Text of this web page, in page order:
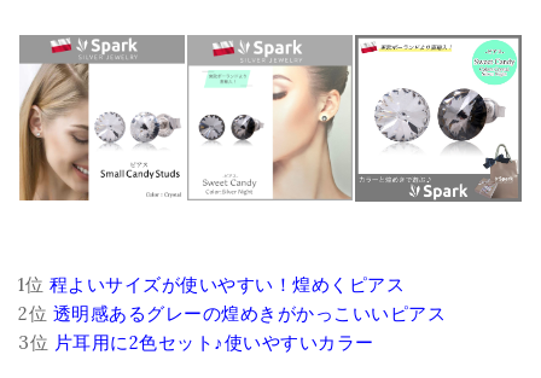
1位 程よいサイズが使いやすい！煌めくピアス
2位 透明感あるグレーの煌めきがかっこいいピアス
3位 片耳用に2色セット♪使いやすいカラー